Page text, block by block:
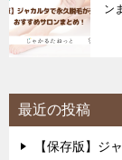
ン
最近の投稿
【保存版】ジ